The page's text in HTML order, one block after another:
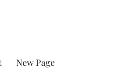
New Page